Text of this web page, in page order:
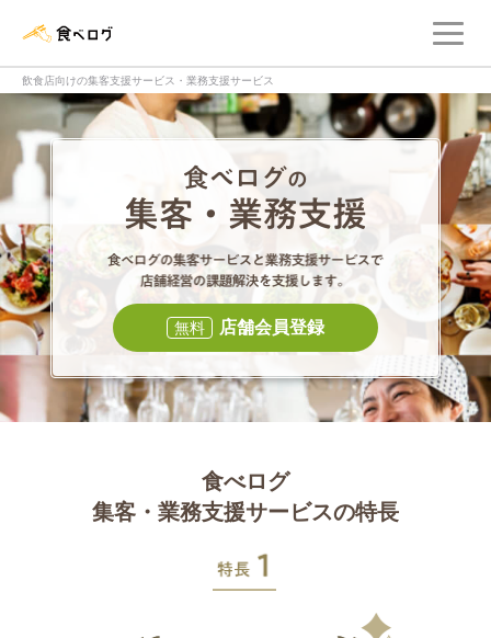
飲食店向けの集客支援サービス・業務支援サービス
食べログの集客
食べログの集
無料 店舗会員登録
食べログ
集客・業務支援サービスの特長